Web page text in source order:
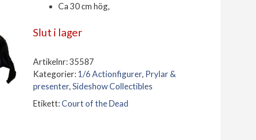
Ca 30 cm hög,
Slut i lager
Artikelnr:35587
Kategorier: 1/6 Actionfigurer, Prylar &
presenter,Sideshow Collectibles
Etikett: Court of the Dead